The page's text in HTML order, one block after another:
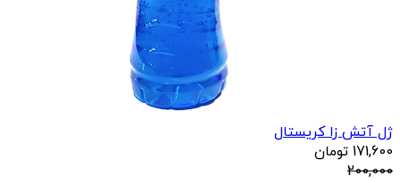
ژل آتش زا کریستال
171,600 تومان
200,000